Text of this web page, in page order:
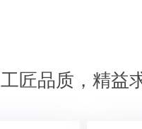
工匠品质，精益